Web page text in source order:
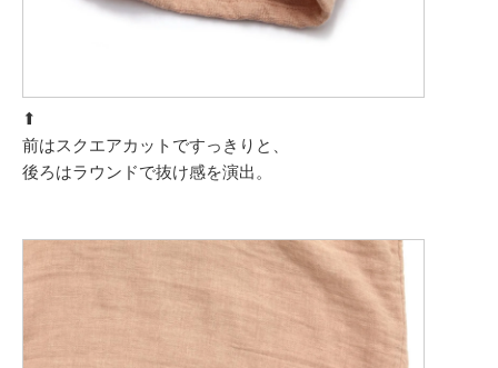
⬆︎
前はスクエアカットですっきりと、
後ろはラウンドで抜け感を演出。